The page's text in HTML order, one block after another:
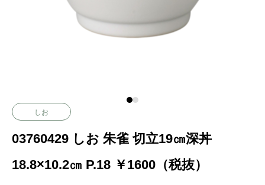
しお
03760429 しお 朱雀 切立19㎝深丼
18.8×10.2㎝ P.18 ￥1600（税抜）